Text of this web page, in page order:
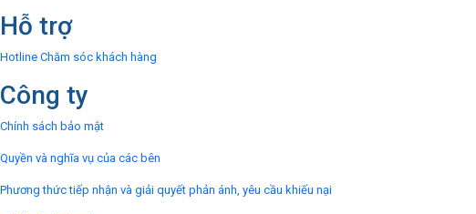
Hỗ trợ
Hotline Chăm sóc khách hàng
Công ty
Chính sách bảo mật
Quyền và nghĩa vụ của các bên
Phương thức tiếp nhận và giải quyết phản ánh, yêu cầu khiếu nại